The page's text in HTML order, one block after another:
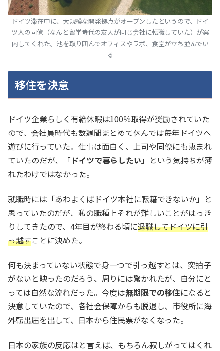
ドイツ滞在中に、大規模な開発拠点がオープンしたというので、ドイ
ツ人の同僚（なんと留学時代の友人が同じ会社に転職していた）が案
内してくれた。池を取り囲んでオフィスやラボ、食堂が立ち並んでい
る
移住を決意
ドイツ企業らしく有給休暇は100％取得が奨励されていた
ので、会社員時代も数週間まとめて休んでは毎年ドイツへ
遊びに行っていた。仕事は面白く、上司や同僚にも恵まれ
ていたのだが、「 ドイツで暮らしたい 」という気持ちが薄
れたわけではなかった。
就職時には「あわよくばドイツ本社に転籍できないか」と
思っていたのだが、私の職種上それが難しいことがはっき
りしてきたので、4年目が終わる頃に退職してドイツに引
っ越すことに決めた。
何も決まっていない状態で身一つで引っ越すとは、突拍子
がないと映ったのだろう、周りには驚かれたが、自分にと
っては自然な流れだった。今度は無期限での移住になると
決意していたので、各社会保障からも脱退し、市役所に海
外転出届を出して、日本から住民票がなくなった。
日本の家族の反応はと言えば、もちろん寂しがってはくれ